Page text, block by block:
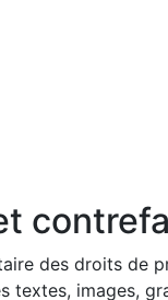
des droits de
images,